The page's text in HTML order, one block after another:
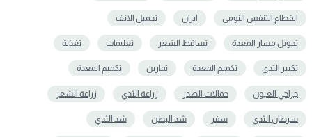
انقطاع التنفس النومي ايران تجميل الانف
تحويل مسار المعدة تساقط الشعر تعلیمات تغذية
تكبير الثدي تكميم المعدة تمارين تکمیم المعدة
جراحي العيون حمالات الصدر زراعة الثدي زراعة الشعر
سرطان الثدي سفر شد البطن شد الثدي